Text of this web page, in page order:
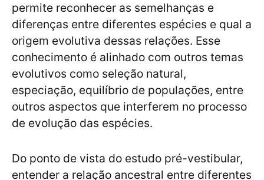
permite reconhecer as semelhanças e
diferenças entre diferentes espécies e qual a
origem evolutiva dessas relações. Esse
conhecimento é alinhado com outros temas
evolutivos como seleção natural,
especiação, equilíbrio de populações, entre
outros aspectos que interferem no processo
de evolução das espécies.
Do ponto de vista do estudo pré-vestibular,
entender a relação ancestral entre diferentes